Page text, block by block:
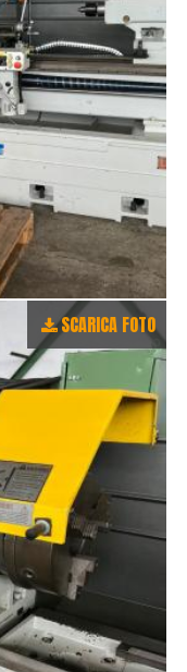
SCARICA FOTO